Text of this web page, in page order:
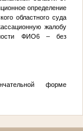
определение
областного суда
жалобу
ФИО6– без
форме